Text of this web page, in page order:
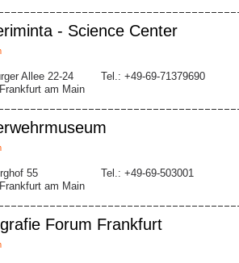
- Science Center
Allee 22-24
am Main
Tel.: +49-69-71379690
55
am Main
Tel.: +49-69-503001
Forum Frankfurt